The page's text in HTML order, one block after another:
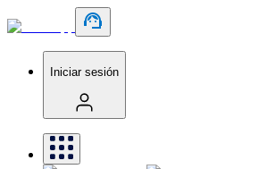
Iniciar sesión